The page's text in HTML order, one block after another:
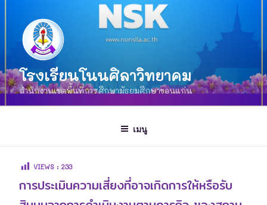
โรงเรียนโนนศิลาวิทยาคม
สำนักงานเขตพื้นที่การศึกษามัธยมศึกษาขอนแก่น
เมนู
VIEWS : 233
การประเมินความเสี่ยงที่อาจเกิดการให้หรือรับ